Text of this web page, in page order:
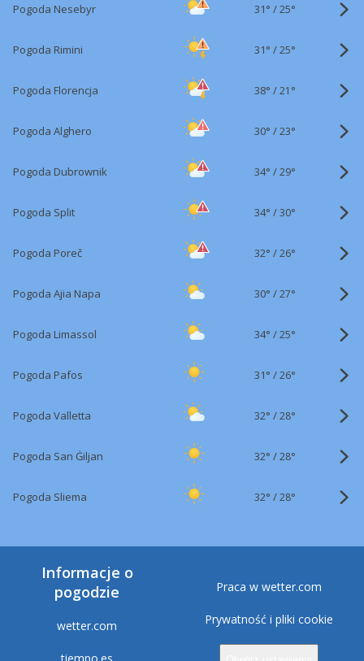
Pogoda Nesebyr 31° /25°
Pogoda Rimini 31° /25°
Pogoda Florencja 38° /21°
Pogoda Alghero 30° /23°
Pogoda Dubrownik 34° /29°
Pogoda Split 34° /30°
Pogoda Poreč 32° /26°
Pogoda Ajia Napa 30° /27°
Pogoda Limassol 34° /25°
Pogoda Pafos 31° /26°
Pogoda Valletta 32° /28°
Pogoda San Ġiljan 32° /28°
Pogoda Sliema 32° /28°
Informacje o
pogodzie
wetter.com
Praca w wetter.com
Prywatność i pliki cookie